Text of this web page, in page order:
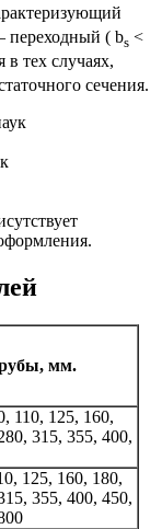
переходный ( bs <
тех случаях,
сечения.
мм.
110, 125, 160,
315, 355, 400,
125, 160, 180,
355, 400, 450,